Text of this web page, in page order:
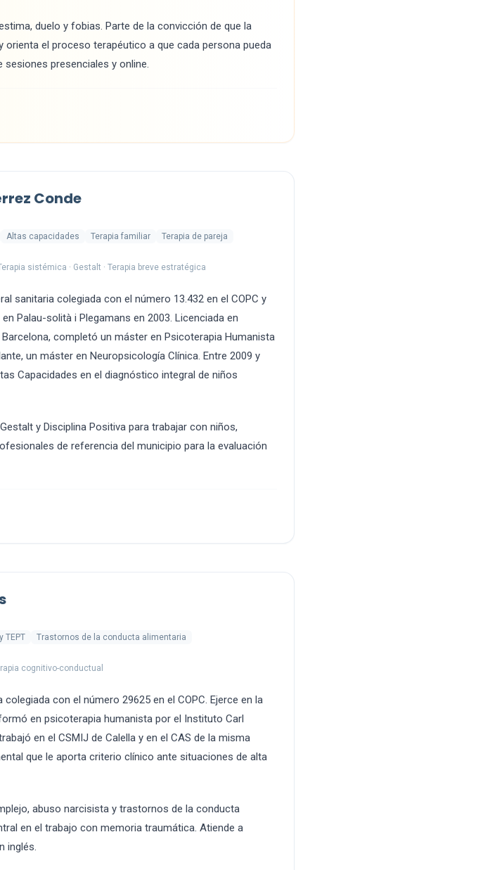
duelo y fobias. Parte de la convicción de que la
orienta el proceso terapéutico a que cada persona pueda
presenciales y online.
Conde
Altas capacidades Terapia familiar
Terapia de pareja
sistémica · Gestalt · Terapia breve estratégica
sanitaria colegiada con el número 13.432 en el COPC y
Palau-solità i Plegamans en 2003. Licenciada en
completó un máster en Psicoterapia Humanista
un máster en Neuropsicología Clínica. Entre 2009 y
Capacidades en el diagnóstico integral de niños
y Disciplina Positiva para trabajar con niños,
de referencia del municipio para la evaluación
TEPT
Trastornos de la conducta alimentaria
cognitivo-conductual
con el número 29625 en el COPC. Ejerce en la
en psicoterapia humanista por el Instituto Carl
en el CSMIJ de Calella y en el CAS de la misma
que le aporta criterio clínico ante situaciones de alta
abuso narcisista y trastornos de la conducta
en el trabajo con memoria traumática. Atiende a
inglés.